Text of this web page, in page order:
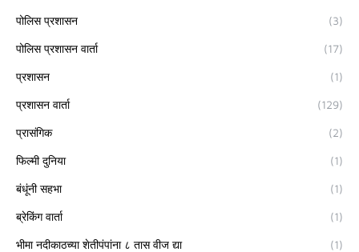
पोलिस प्रशासन (3)
पोलिस प्रशासन वार्ता (17)
प्रशासन (1)
प्रशासन वार्ता (129)
प्रासंगिक (2)
फिल्मी दुनिया (1)
बंधूंनी सहभा (1)
ब्रेकिंग वार्ता (1)
भीमा नदीकाठच्या शेतीपंपांना ८ तास वीज द्या (1)